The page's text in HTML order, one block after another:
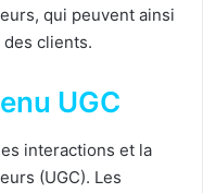
qui peuvent ainsi
clients.
UGC
interactions et la
(UGC). Les